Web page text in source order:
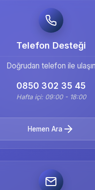
Telefon Desteği
Doğrudan telefon ile ulaşın
0850 302 35 45
Hafta içi: 09:00 - 18:00
Hemen Ara